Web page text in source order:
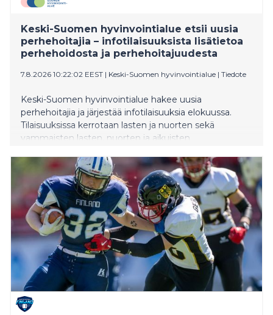
Keski-Suomen hyvinvointialue etsii uusia
perhehoitajia – infotilaisuuksista lisätietoa
perhehoidosta ja perhehoitajuudesta
7.8.2026 10:22:02 EEST | Keski-Suomen hyvinvointialue | Tiedote
Keski-Suomen hyvinvointialue hakee uusia
perhehoitajia ja järjestää infotilaisuuksia elokuussa.
Tilaisuuksissa kerrotaan lasten ja nuorten sekä
vammaisten lasten, nuorten ja aikuisten
sähköpostitse. Seuraavat valmennukset alkavat
syksyllä 2026.